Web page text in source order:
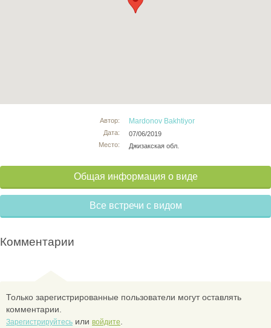
Автор:
Дата:
Место:
Mardonov Bakhtiyor
07/06/2019
Джизакская обл.
Общая информация о виде
Все встречи с видом
Комментарии
Только зарегистрированные пользователи могут оставлять
комментарии.
Зарегистрируйтесь или войдите